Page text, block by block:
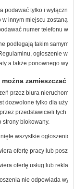
podawać tylko i
innym miejscu zostaną
numer telefonu w
podlegają takim samym
ogłoszenie
a także ponownego
zamieszczać
przez biura
dozwolone tylko dla
przedstawicieli tych
strony blokowany.
wszystkie ogłoszenia,
ofertę pracy lub
ofertę usług lub
nie odpowiada